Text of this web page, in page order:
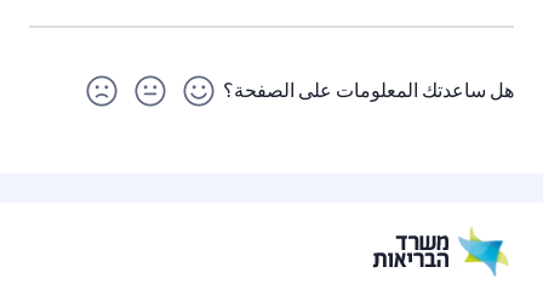
هل ساعدتك المعلومات على الصفحة؟